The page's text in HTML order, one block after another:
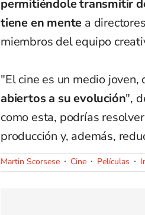
permitiéndole transmitir
tiene en mente a
miembros del equipo
"El cine es un medio
abiertos a su evolución",
como esta, podrías
producción y, además,
Martin Scorsese Cine Películas